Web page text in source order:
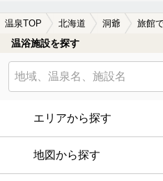
温泉TOP 北海道 洞爺
温浴施設を探す
エリアから探す
地図から探す